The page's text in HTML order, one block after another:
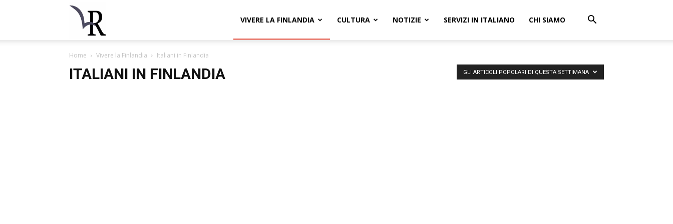
Rondine
VIVERE LA FINLANDIA CULTURA NOTIZIE SERVIZI IN ITALIANO CHI SIAMO
Home Vivere la Finlandia Italiani in Finlandia
ITALIANI IN FINLANDIA GLI ARTICOLI POPOLARI DI QUESTA SETTIMANA